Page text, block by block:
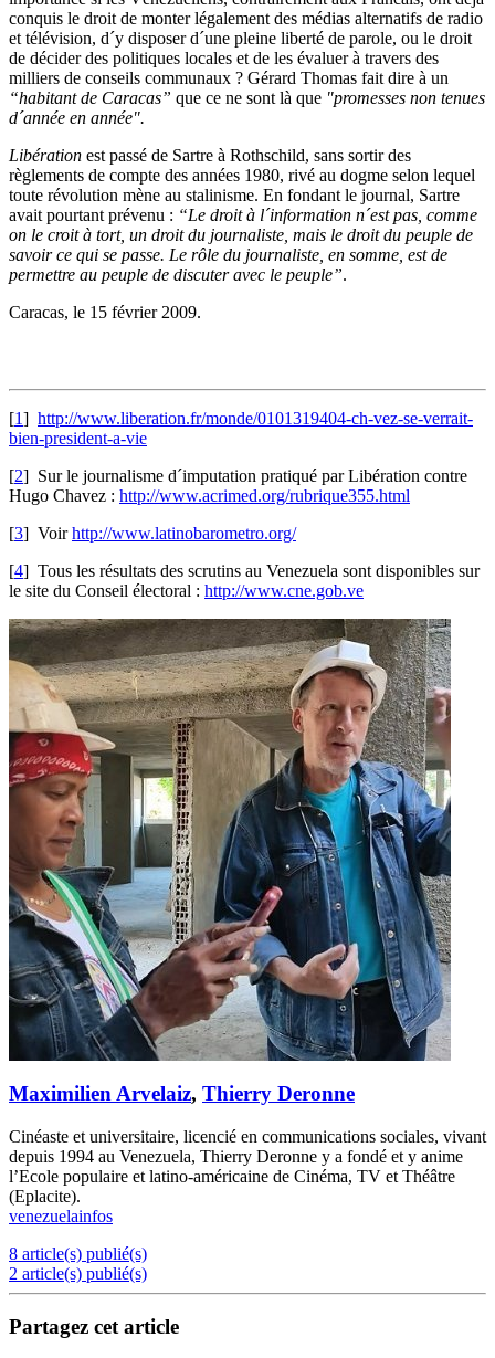
conquis le droit de monter légalement des médias alternatifs de radio
et télévision, d´y disposer d´une pleine liberté de parole, ou le droit
de décider des politiques locales et de les évaluer à travers des
milliers de conseils communaux ? Gérard Thomas fait dire à un
“habitant de Caracas” que ce ne sont là que "promesses non tenues
d´année en année".
Libération est passé de Sartre à Rothschild, sans sortir des
règlements de compte des années 1980, rivé au dogme selon lequel
toute révolution mène au stalinisme. En fondant le journal, Sartre
avait pourtant prévenu : “Le droit à l´information n´est pas, comme
on le croit à tort, un droit du journaliste, mais le droit du peuple de
savoir ce qui se passe. Le rôle du journaliste, en somme, est de
permettre au peuple de discuter avec le peuple”.
Caracas, le 15 février 2009.
[1] http://www.liberation.fr/monde/0101319404-ch-vez-se-verrait-
bien-president-a-vie
[2] Sur le journalisme d´imputation pratiqué par Libération contre
Hugo Chavez : http://www.acrimed.org/rubrique355.html
[3] Voirhttp://www.latinobarometro.org/
[4] Tous les résultats des scrutins au Venezuela sont disponibles sur
le site du Conseil électoral : http://www.cne.gob.ve
Maximilien Arvelaiz, Thierry Deronne
Cinéaste et universitaire, licencié en communications sociales, vivant
depuis 1994 au Venezuela, Thierry Deronne y a fondé et y anime
l’Ecole populaire et latino-américaine de Cinéma, TV et Théâtre
(Eplacite).
venezuelainfos
8 article(s) publié(s)
2 article(s) publié(s)
Partagez cet article